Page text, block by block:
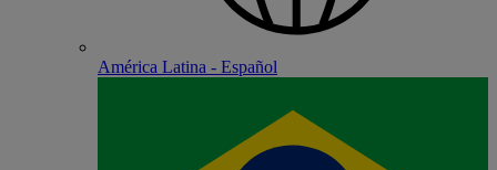
América Latina - Español